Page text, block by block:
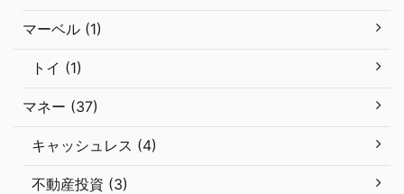
マーベル (1)
トイ (1)
マネー (37)
キャッシュレス (4)
不動産投資 (3)